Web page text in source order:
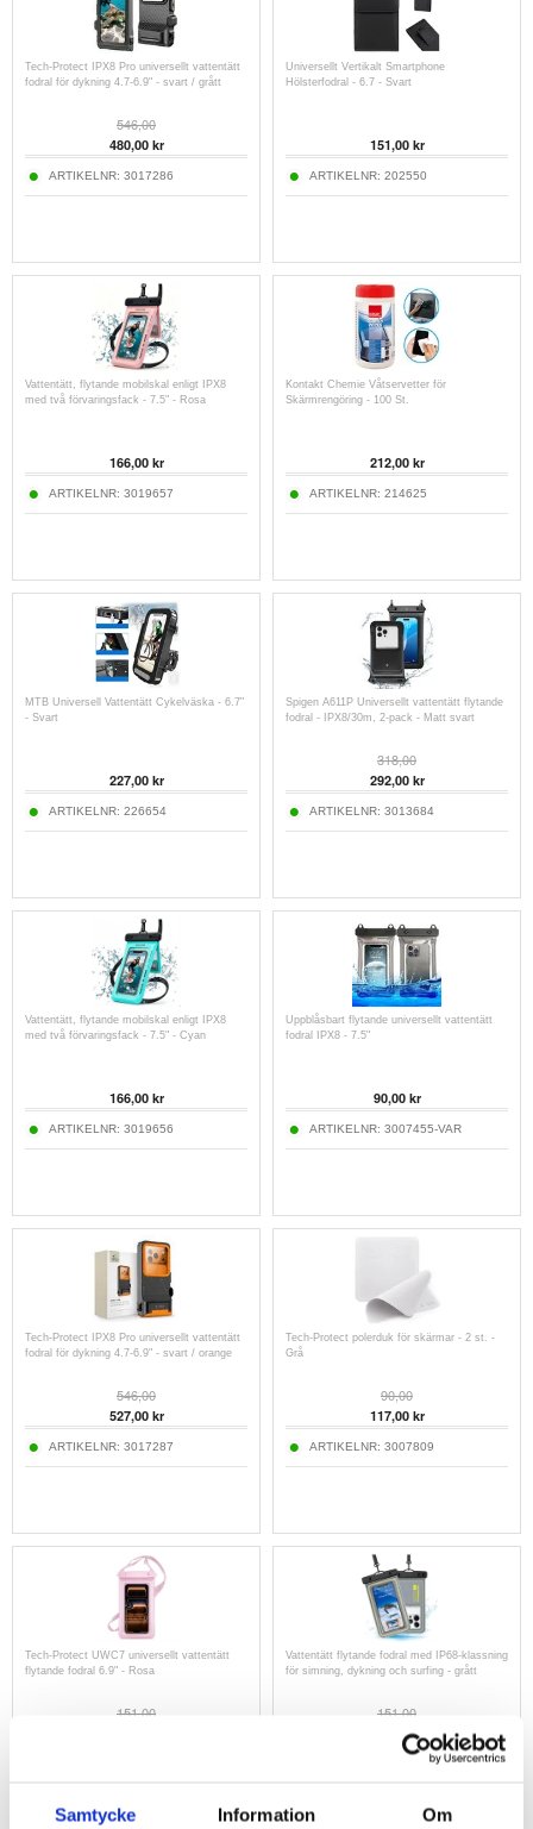
Samtycke Information Om
Tech-Protect IPX8 Pro universellt vattentätt
fodral för dykning 4.7-6.9" - svart / grått
546,00
480,00kr
ARTIKELNR: 3017286
Universellt Vertikalt Smartphone
Hölsterfodral - 6.7 - Svart
151,00kr
ARTIKELNR: 202550
Vattentätt, flytande mobilskal enligt IPX8
med två förvaringsfack - 7.5" - Rosa
166,00kr
ARTIKELNR: 3019657
Kontakt Chemie Våtservetter för
Skärmrengöring - 100 St.
212,00kr
ARTIKELNR: 214625
MTB Universell Vattentätt Cykelväska - 6.7"
- Svart
227,00kr
ARTIKELNR: 226654
Spigen A611P Universellt vattentätt flytande
fodral - IPX8/30m, 2-pack - Matt svart
318,00
292,00kr
ARTIKELNR: 3013684
Vattentätt, flytande mobilskal enligt IPX8
med två förvaringsfack - 7.5" - Cyan
166,00kr
ARTIKELNR: 3019656
Uppblåsbart flytande universellt vattentätt
fodral IPX8 - 7.5"
90,00kr
ARTIKELNR: 3007455-VAR
Tech-Protect IPX8 Pro universellt vattentätt
fodral för dykning 4.7-6.9" - svart / orange
546,00
527,00kr
ARTIKELNR: 3017287
Tech-Protect polerduk för skärmar - 2 st. -
Grå
90,00
117,00kr
ARTIKELNR: 3007809
Tech-Protect UWC7 universellt vattentätt
flytande fodral 6.9" - Rosa
151,00
Vattentätt flytande fodral med IP68-klassning
för simning, dykning och surfing - grått
151,00
138,00kr
3019451